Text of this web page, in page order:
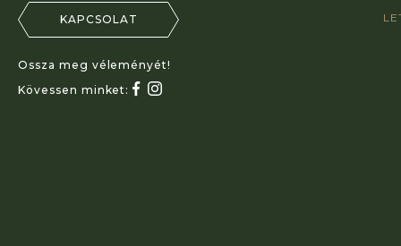
KAPCSOLAT
Ossza meg véleményét!
Kövessen minket: